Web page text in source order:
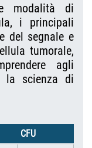
modalità di
i principali
del segnale e
tumorale,
agli
la scienza di
CFU